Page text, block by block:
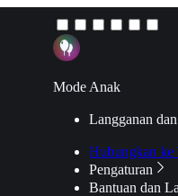
Mode Anak
Langganan
Hubungkan
Pengaturan
Bantuan dan